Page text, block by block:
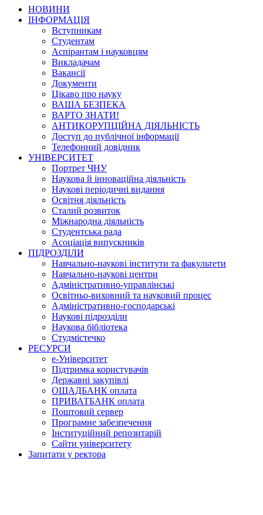
НОВИНИ
ІНФОРМАЦІЯ
Вступникам
Студентам
Аспірантам і науковцям
Викладачам
Вакансії
Документи
Цікаво про науку
ВАША БЕЗПЕКА
ВАРТО ЗНАТИ!
АНТИКОРУПЦІЙНА ДІЯЛЬНІСТЬ
Доступ до публічної інформації
Телефонний довідник
УНІВЕРСИТЕТ
Портрет ЧНУ
Наукова й інноваційна діяльність
Наукові періодичні видання
Освітня діяльність
Сталий розвиток
Міжнародна діяльність
Студентська рада
Асоціація випускників
ПІДРОЗДІЛИ
Навчально-наукові інститути та факультети
Навчально-наукові центри
Адміністративно-управлінські
Освітньо-виховний та науковий процес
Адміністративно-господарські
Наукові підрозділи
Наукова бібліотека
Студмістечко
РЕСУРСИ
е-Університет
Підтримка користувачів
Державні закупівлі
ОЩАДБАНК оплата
ПРИВАТБАНК оплата
Поштовий сервер
Програмне забезпечення
Інституційний репозитарій
Сайти університету
Запитати у ректора